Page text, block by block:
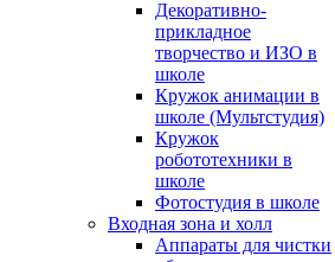
Декоративно-
прикладное
творчество и ИЗО в
школе
Кружок анимации в
школе (Мультстудия)
Кружок
робототехники в
школе
Фотостудия в школе
Входная зона и холл
Аппараты для чистки